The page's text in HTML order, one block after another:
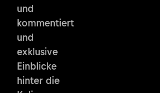
und
kommentiert
und
exklusive
Einblicke
hinter die